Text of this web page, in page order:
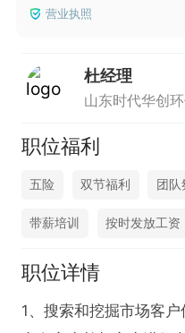
营业执照
杜经理
山东时代华创
职位福利
五险 双节福利 团队
带薪培训 按时发放工资
职位详情
1、搜索和挖掘市场客